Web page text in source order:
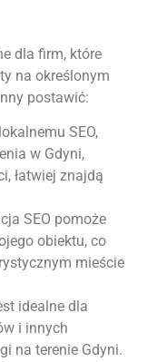
dla firm, które
na określonym
postawić:
SEO,
w Gdyni,
łatwiej znajdą
SEO pomoże
obiektu, co
mieście
idealne dla
i innych
na terenie Gdyni.